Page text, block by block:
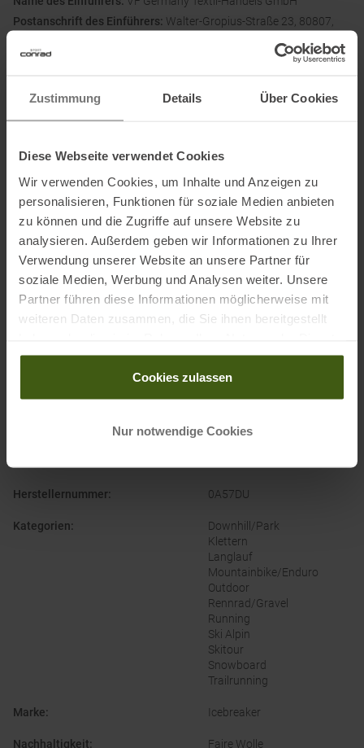
Zustimmung Details Über Cookies
Diese Webseite verwendet Cookies
Wir verwenden Cookies, um Inhalte und Anzeigen zu
personalisieren, Funktionen für soziale Medien anbieten
zu können und die Zugriffe auf unsere Website zu
analysieren. Außerdem geben wir Informationen zu Ihrer
Verwendung unserer Website an unsere Partner für
soziale Medien, Werbung und Analysen weiter. Unsere
Partner führen diese Informationen möglicherweise mit
weiteren Daten zusammen, die Sie ihnen bereitgestellt
gesammelt haben.
Cookies zulassen
Nur notwendige Cookies
Postanschrift des Einführers: Walter-Gropius-Straße 23, 80807,
PRODUKTEIGENSCHAFTEN:
Geruchsneutral
Bekleidungsmaterial:
Wolle
Naturfaser
Herstellernummer: 0A57DU
Kategorien:
Downhill/Park
Klettern
Langlauf
Mountainbike/Enduro
Outdoor
Rennrad/Gravel
Running
Ski Alpin
Skitour
Snowboard
Trailrunning
Marke: Icebreaker
Nachhaltigkeit:
Faire Wolle